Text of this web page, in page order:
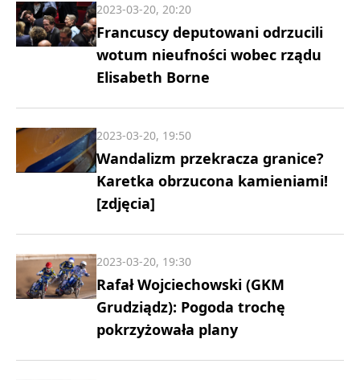
Francuscy deputowani odrzucili
wotum nieufności wobec rządu
Elisabeth Borne
2023-03-20, 20:20
Wandalizm przekracza granice?
Karetka obrzucona kamieniami!
[zdjęcia]
2023-03-20, 19:50
Rafał Wojciechowski (GKM
Grudziądz): Pogoda trochę
pokrzyżowała plany
2023-03-20, 19:30